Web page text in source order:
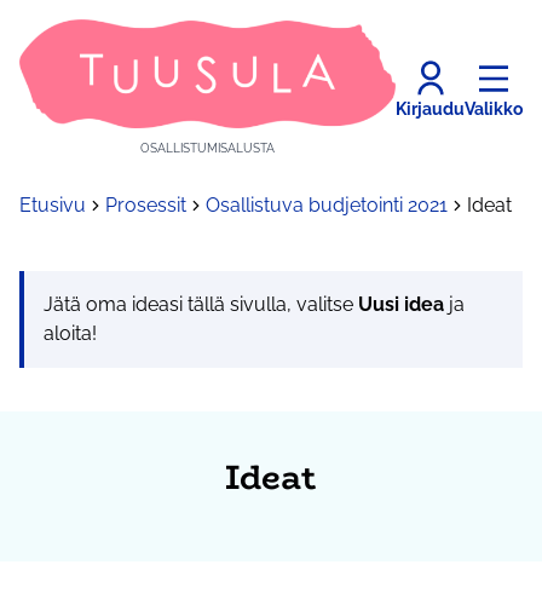
OSALLISTUMISALUSTA
KirjauduValikko
Etusivu Prosessit Osallistuva budjetointi 2021 Ideat
Jätä oma ideasi tällä sivulla, valitse Uusi idea ja
aloita!
Ideat